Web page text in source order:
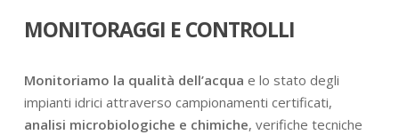
MONITORAGGI E CONTROLLI
Monitoriamo la qualità dell’acqua e lo stato degli
impianti idrici attraverso campionamenti certificati,
analisi microbiologiche e chimiche, verifiche tecniche